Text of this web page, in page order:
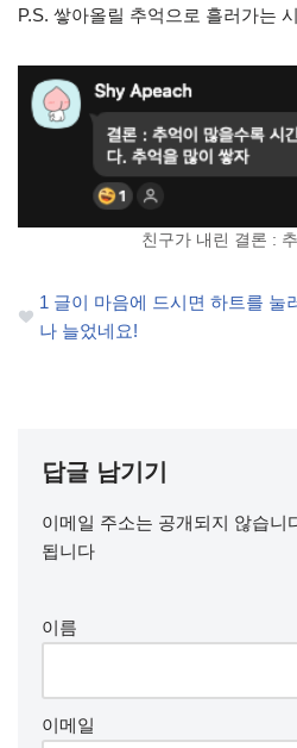
P.S. 쌓아올릴 추억으로 흘러가는
친구가 내린 결론 :
1 글이 마음에 드시면 하트를 눌
나 늘었네요!
답글 남기기
이메일 주소는 공개되지 않습니
됩니다
이름
이메일